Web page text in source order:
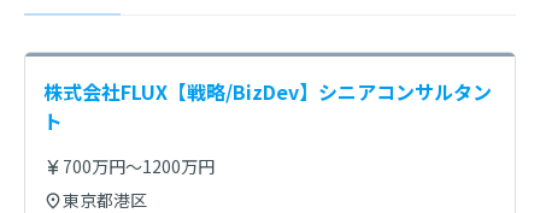
株式会社FLUX【戦略/BizDev】シニアコンサルタン
ト
700万円～1200万円
東京都港区